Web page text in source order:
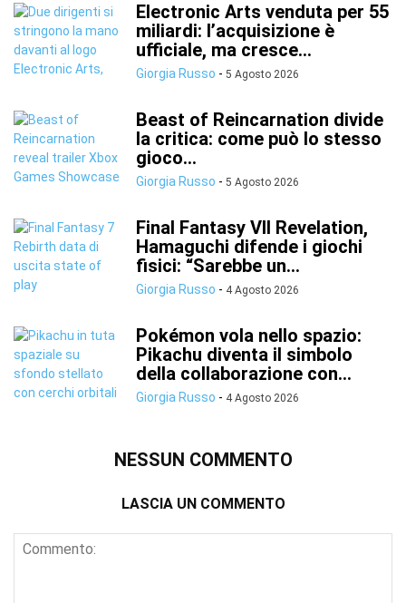
Electronic Arts venduta per 55
miliardi: l’acquisizione è
ufficiale, ma cresce...
Giorgia Russo - 5 Agosto 2026
Beast of Reincarnation divide
la critica: come può lo stesso
gioco...
Giorgia Russo - 5 Agosto 2026
Final Fantasy VII Revelation,
Hamaguchi difende i giochi
fisici: “Sarebbe un...
Giorgia Russo - 4 Agosto 2026
Pokémon vola nello spazio:
Pikachu diventa il simbolo
della collaborazione con...
Giorgia Russo - 4 Agosto 2026
NESSUN COMMENTO
LASCIA UN COMMENTO